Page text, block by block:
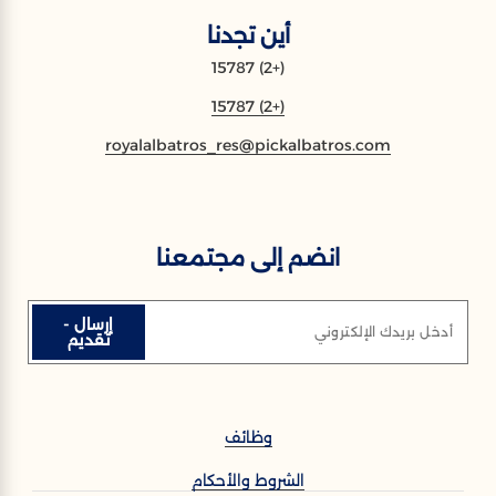
أين تجدنا
(+2) 15787
(+2) 15787
royalalbatros_res@pickalbatros.com
انضم إلى مجتمعنا
أدخل بريدك الإلكتروني إرسال -
تقديم
وظائف
الشروط والأحكام